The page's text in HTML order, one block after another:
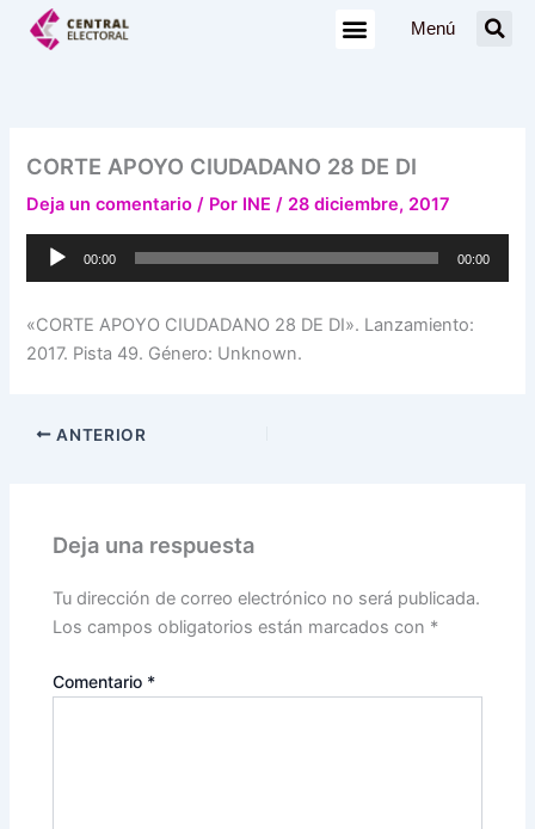
Menú
CORTE APOYO CIUDADANO 28 DE DI
Deja un comentario / Por INE/ 28 diciembre, 2017
Reproductor
00:00 00:00
«CORTE APOYO CIUDADANO 28 DE DI». Lanzamiento:
2017. Pista 49. Género: Unknown.
ANTERIOR
Deja una respuesta
Tu dirección de correo electrónico no será publicada.
Los campos obligatorios están marcados con *
Comentario *